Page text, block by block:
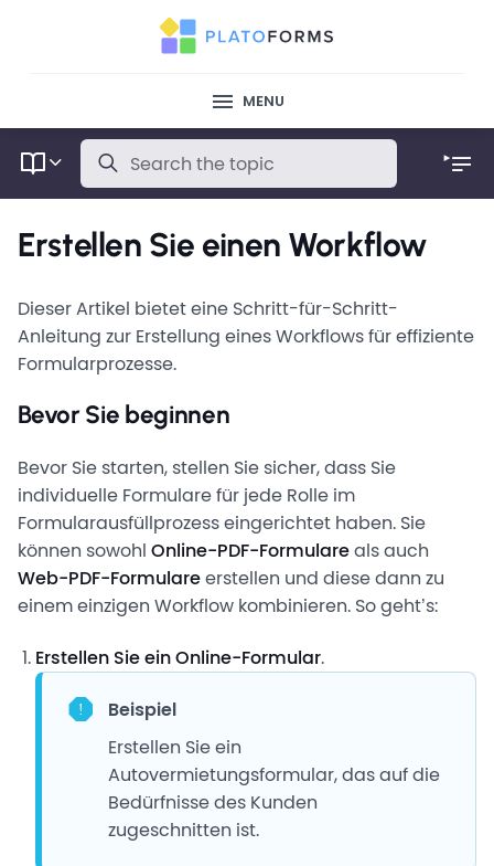
MENU
Erstellen Sie einen Workflow
Dieser Artikel bietet eine Schritt-für-Schritt-
Anleitung zur Erstellung eines Workflows für effiziente
Formularprozesse.
Bevor Sie beginnen
Bevor Sie starten, stellen Sie sicher, dass Sie
individuelle Formulare für jede Rolle im
Formularausfüllprozess eingerichtet haben. Sie
können sowohlOnline-PDF-Formulareals auch
Web-PDF-Formulareerstellen und diese dann zu
einem einzigen Workflow kombinieren. So geht’s:
Erstellen Sie ein Online-Formular.
Beispiel
Erstellen Sie ein
Autovermietungsformular, das auf die
Bedürfnisse des Kunden
zugeschnitten ist.